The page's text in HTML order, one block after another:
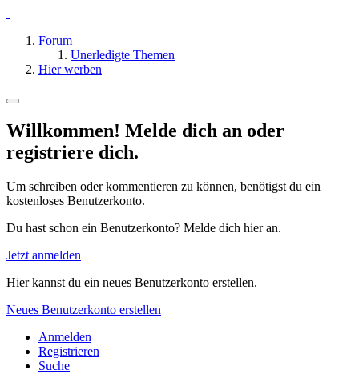
Forum
Unerledigte Themen
Hier werben
Willkommen! Melde dich an oder
registriere dich.
Um schreiben oder kommentieren zu können, benötigst du ein
kostenloses Benutzerkonto.
Du hast schon ein Benutzerkonto? Melde dich hier an.
Jetzt anmelden
Hier kannst du ein neues Benutzerkonto erstellen.
Neues Benutzerkonto erstellen
Anmelden
Registrieren
Suche